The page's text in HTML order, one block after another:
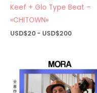
Keef + Glo Type Beat –
«CHITOWN»
USD$20 - USD$200Rango
USD$20
hasta
USD$200